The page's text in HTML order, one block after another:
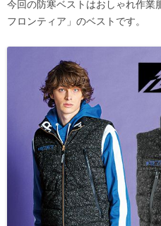
今回の防寒ベストはおしゃれ作
フロンティア」のベストです。